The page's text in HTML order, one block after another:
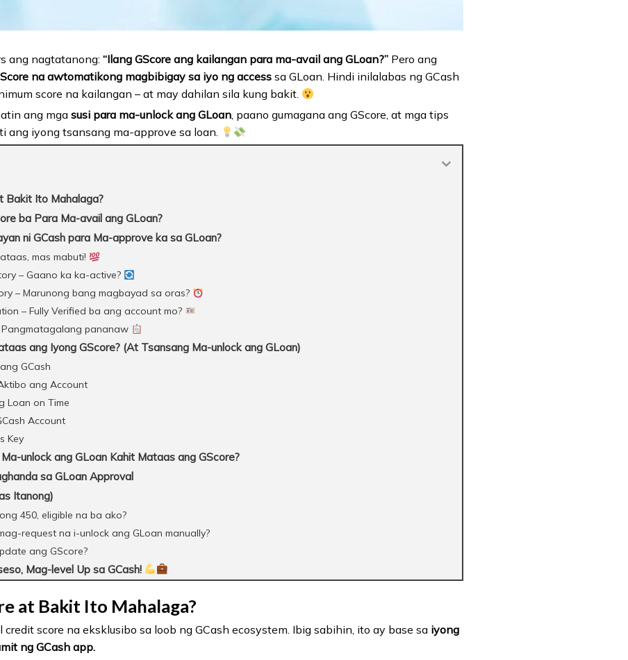
ang nagtatanong: “Ilang GScore ang kailangan para ma-avail ang GLoan?” Pero ang
na awtomatikong magbibigay sa iyo ng access sa GLoan. Hindi inilalabas ng GCash
score na kailangan – at may dahilan sila kung bakit.
ang mga susi para ma-unlock ang GLoan, paano gumagana ang GScore, at mga tips
ang iyong tsansang ma-approve sa loan.
Bakit Ito Mahalaga?
ba Para Ma-avail ang GLoan?
ni GCash para Ma-approve ka sa GLoan?
mas mabuti!
– Gaano ka ka-active?
– Marunong bang magbayad sa oras?
– Fully Verified ba ang account mo?
Pangmatagalang pananaw
ang Iyong GScore? (At Tsansang Ma-unlock ang GLoan)
GCash
ang Account
Loan on Time
Account
Key
unlock ang GLoan Kahit Mataas ang GScore?
sa GLoan Approval
Itanong)
450, eligible na ba ako?
request na i-unlock ang GLoan manually?
ang GScore?
Mag-level Up sa GCash!
at Bakit Ito Mahalaga?
credit score na eksklusibo sa loob ng GCash ecosystem. Ibig sabihin, ito ay base sa iyong
ng GCash app.